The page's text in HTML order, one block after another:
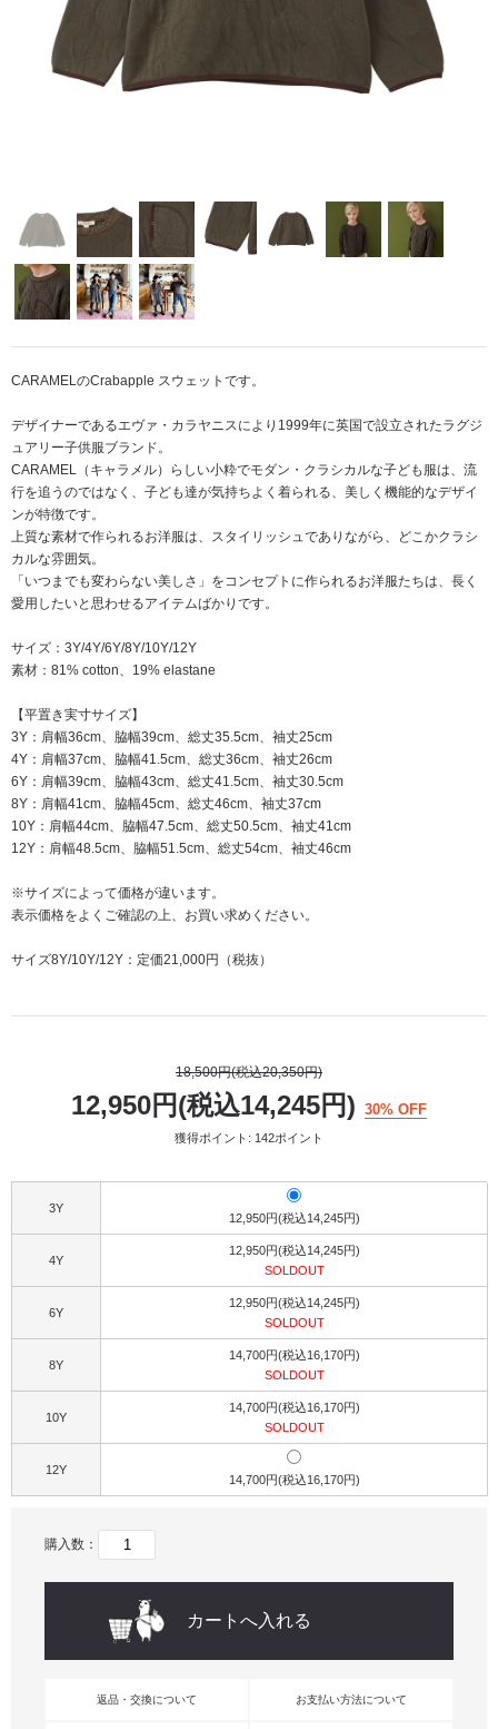
CARAMELのCrabapple スウェットです。
デザイナーであるエヴァ・カラヤニスにより1999年に英国で設立されたラグジ
ュアリー子供服ブランド。
CARAMEL（キャラメル）らしい小粋でモダン・クラシカルな子ども服は、流
行を追うのではなく、子ども達が気持ちよく着られる、美しく機能的なデザイ
ンが特徴です。
上質な素材で作られるお洋服は、スタイリッシュでありながら、どこかクラシ
カルな雰囲気。
「いつまでも変わらない美しさ」をコンセプトに作られるお洋服たちは、長く
愛用したいと思わせるアイテムばかりです。
サイズ：3Y/4Y/6Y/8Y/10Y/12Y
素材：81% cotton、19% elastane
【平置き実寸サイズ】
3Y：肩幅36cm、脇幅39cm、総丈35.5cm、袖丈25cm
4Y：肩幅37cm、脇幅41.5cm、総丈36cm、袖丈26cm
6Y：肩幅39cm、脇幅43cm、総丈41.5cm、袖丈30.5cm
8Y：肩幅41cm、脇幅45cm、総丈46cm、袖丈37cm
10Y：肩幅44cm、脇幅47.5cm、総丈50.5cm、袖丈41cm
12Y：肩幅48.5cm、脇幅51.5cm、総丈54cm、袖丈46cm
※サイズによって価格が違います。
表示価格をよくご確認の上、お買い求めください。
サイズ8Y/10Y/12Y：定価21,000円（税抜）
18,500円(税込20,350円)
12,950円(税込14,245円) 30% OFF
獲得ポイント: 142ポイント
3Y
12,950円(税込14,245円)
4Y
12,950円(税込14,245円)
SOLDOUT
6Y
12,950円(税込14,245円)
SOLDOUT
8Y
14,700円(税込16,170円)
SOLDOUT
10Y
14,700円(税込16,170円)
SOLDOUT
12Y
14,700円(税込16,170円)
購入数：
返品・交換について お支払い方法について